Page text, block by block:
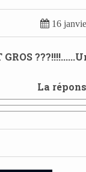
 16
???!!!!......
La